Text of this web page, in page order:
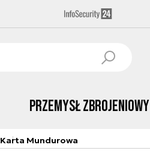
Przemysł Zbrojeniowy
Karta Mundurowa